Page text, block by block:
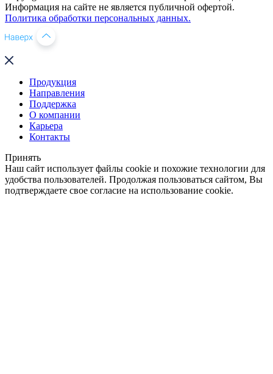
Информация на сайте не является публичной офертой.
Политика обработки персональных данных.
Продукция
Направления
Поддержка
О компании
Карьера
Контакты
Принять
Наш сайт использует файлы cookie и похожие технологии для
удобства пользователей. Продолжая пользоваться сайтом, Вы
подтверждаете свое согласие на использование cookie.